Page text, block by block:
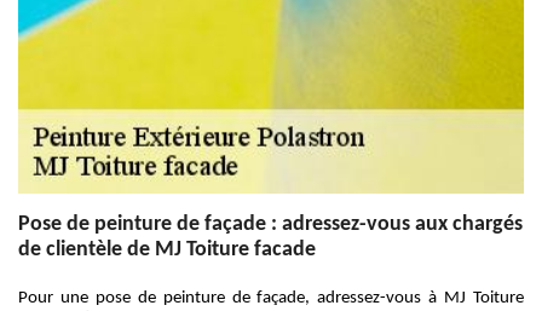
Pose de peinture de façade : adressez-vous aux chargés
de clientèle de MJ Toiture facade
Pour une pose de peinture de façade, adressez-vous à MJ Toiture